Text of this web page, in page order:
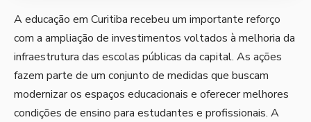
A educação em Curitiba recebeu um importante reforço
com a ampliação de investimentos voltados à melhoria da
infraestrutura das escolas públicas da capital. As ações
fazem parte de um conjunto de medidas que buscam
modernizar os espaços educacionais e oferecer melhores
condições de ensino para estudantes e profissionais. A